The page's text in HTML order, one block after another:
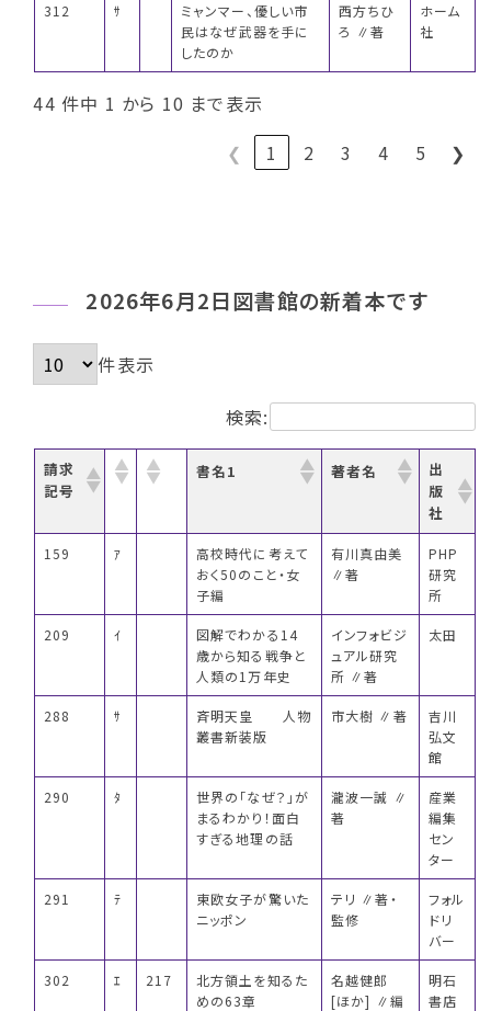
312 ｻ
ミャンマー、優しい市
民はなぜ武器を手に
したのか
西方ちひ
ろ ∥著
ホーム
社
44 件中 1 から 10 まで表示
❮
1 2 3 4 5 ❯
2026年6月2日図書館の新着本です
件表示
検索:
請求
記号
書名1 著者名
出
版
社
159 ｱ
高校時代に考えて
おく50のこと・女
子編
有川真由美
∥著
PHP
研究
所
209 ｲ
図解でわかる14
歳から知る戦争と
人類の1万年史
インフォビジ
ュアル研究
所 ∥著
太田
288 ｻ
斉明天皇 人物
叢書新装版
市大樹 ∥著
吉川
弘文
館
290 ﾀ
世界の「なぜ？」が
まるわかり！面白
すぎる地理の話
瀧波一誠 ∥
著
産業
編集
セン
ター
291 ﾃ
東欧女子が驚いた
ニッポン
テリ ∥著・
監修
フォル
ドリ
バー
302 ｴ 217
北方領土を知るた
めの63章
名越健郎
[ほか] ∥編
明石
書店